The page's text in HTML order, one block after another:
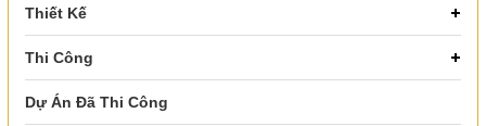
Thiết Kế
Thi Công
Dự Án Đã Thi Công